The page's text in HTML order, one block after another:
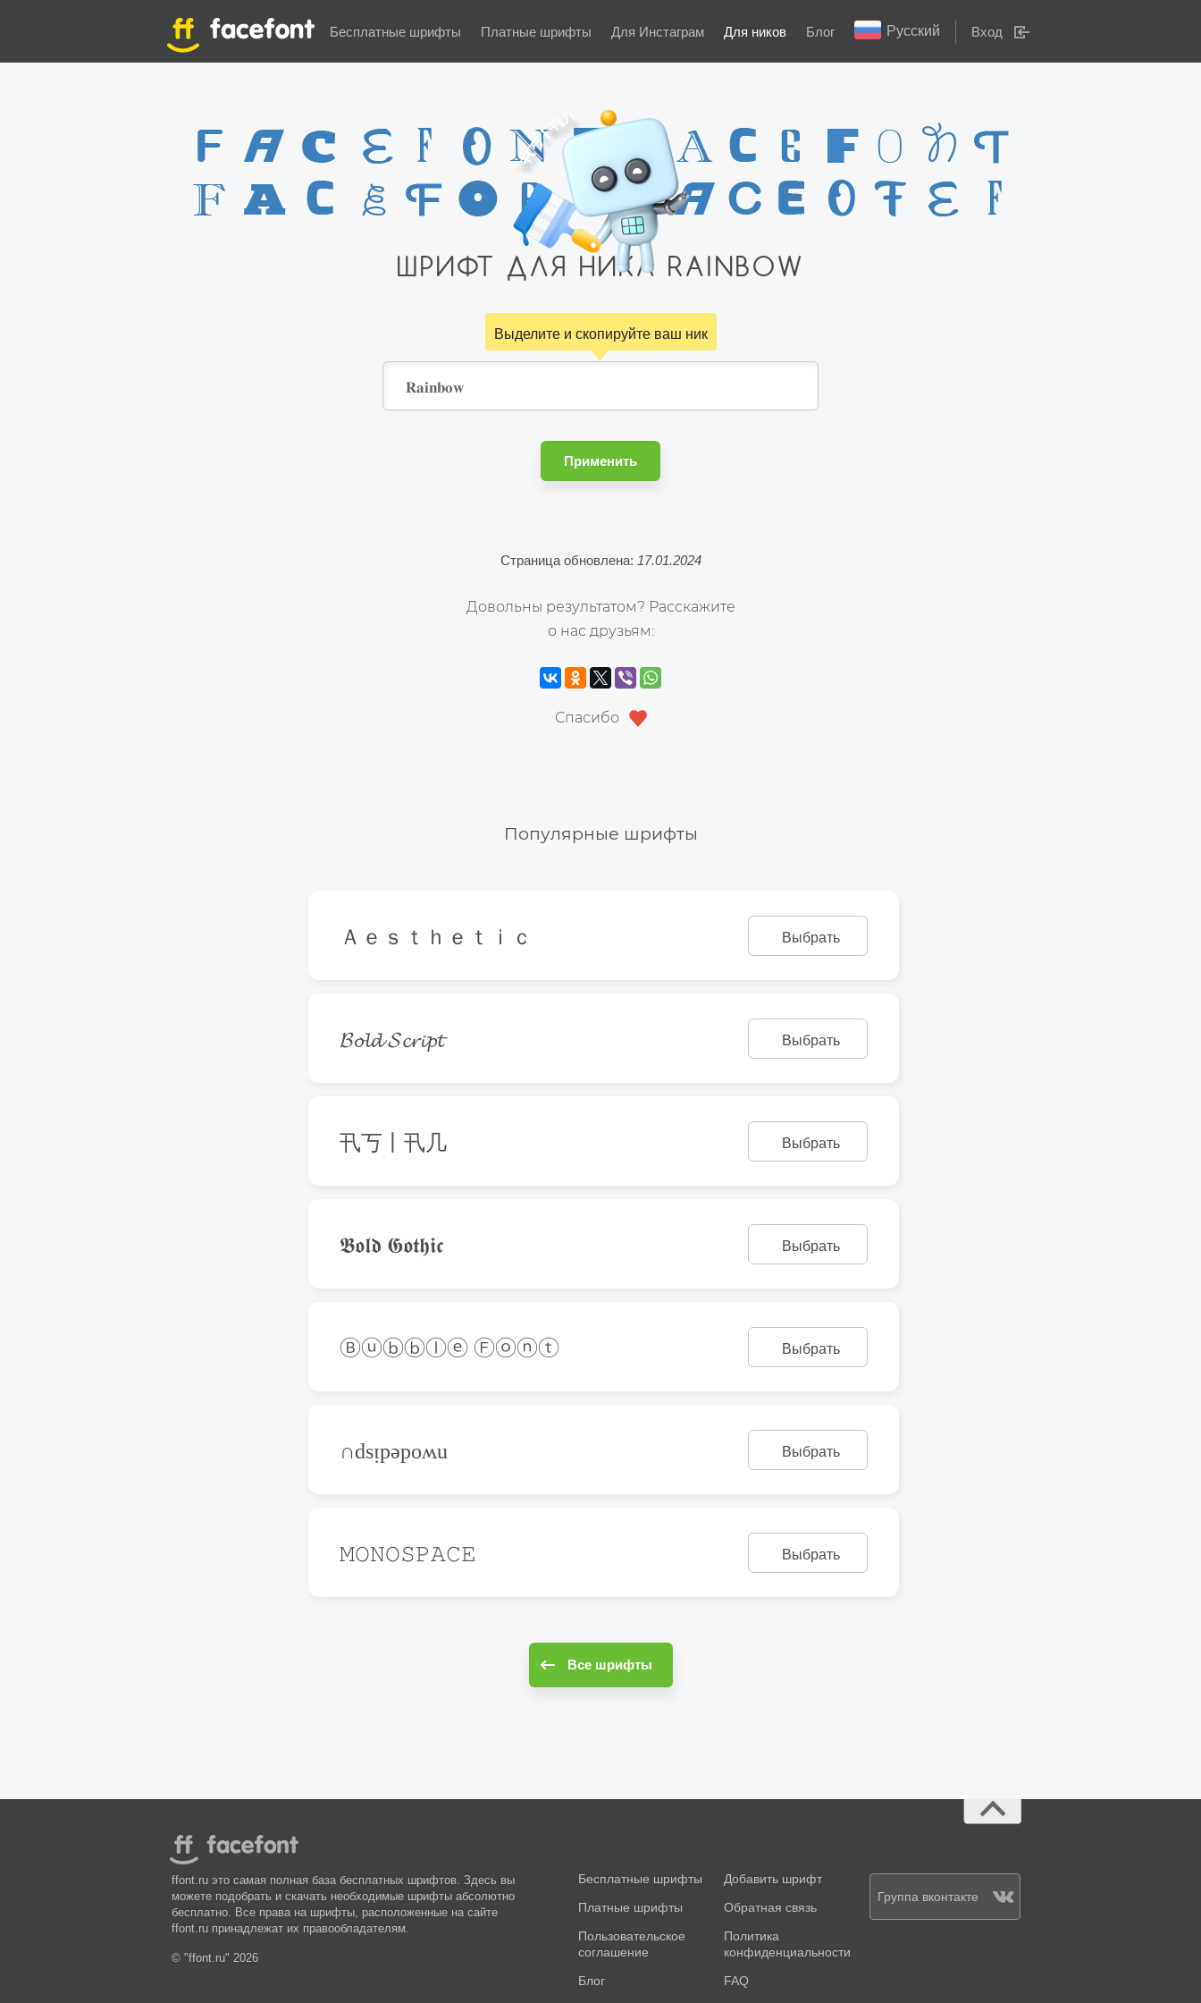
Бесплатные шрифты Платные шрифты Для Инстаграм Для ников Блог Русский Вход
ШРИФТ ДЛЯ НИКА RAINBOW
Выделите и скопируйте ваш ник
Применить
Страница обновлена: 17.01.2024
Довольны результатом? Расскажите
о нас друзьям:
Спасибо
Популярные шрифты
Ａｅｓｔｈｅｔｉｃ Выбрать
𝓑𝓸𝓵𝓭 𝓢𝓬𝓻𝓲𝓹𝓽 Выбрать
卂丂丨卂几 Выбрать
𝕭𝖔𝖑𝖉 𝕲𝖔𝖙𝖍𝖎𝖈 Выбрать
Ⓑⓤⓑⓑⓛⓔ Ⓕⓞⓝⓣ Выбрать
∩dsᴉpǝpoʍu Выбрать
𝙼𝙾𝙽𝙾𝚂𝙿𝙰𝙲𝙴 Выбрать
Все шрифты
ffont.ru это самая полная база бесплатных шрифтов. Здесь вы
можете подобрать и скачать необходимые шрифты абсолютно
бесплатно. Все права на шрифты, расположенные на сайте
ffont.ru принадлежат их правообладателям.
© "ffont.ru" 2026
Бесплатные шрифты
Платные шрифты
Пользовательское
соглашение
Блог
Добавить шрифт
Обратная связь
Политика
конфиденциальности
FAQ
Группа вконтакте